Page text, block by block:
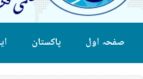
صفحہ اول پاکستان